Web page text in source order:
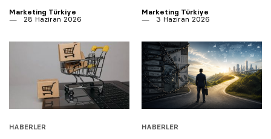
Marketing Türkiye
28 Haziran 2026
Marketing Türkiye
3 Haziran 2026
HABERLER HABERLER